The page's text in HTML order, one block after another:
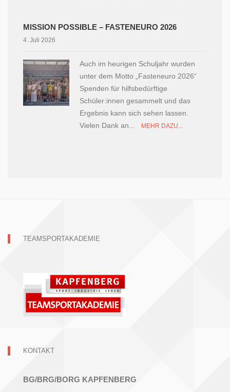
MISSION POSSIBLE – FASTENEURO 2026
4. Juli 2026
Auch im heurigen Schuljahr wurden
unter dem Motto „Fasteneuro 2026“
Spenden für hilfsbedürftige
Schüler:innen gesammelt und das
Ergebnis kann sich sehen lassen.
Vielen Dank an...
MEHR DAZU...
TEAMSPORTAKADEMIE
KONTAKT
BG/BRG/BORG KAPFENBERG